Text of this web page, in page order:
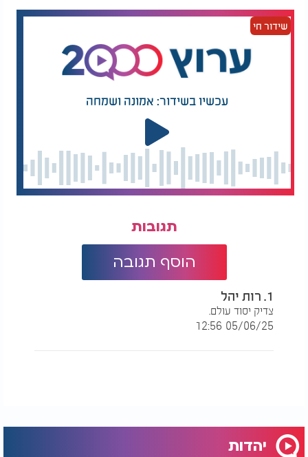
שידור חי
עכשיו בשידור: אמונה ושמחה
תגובות
הוסף תגובה
1. רות יהל
צדיק יסוד עולם.
05/06/25 12:56
יהדות